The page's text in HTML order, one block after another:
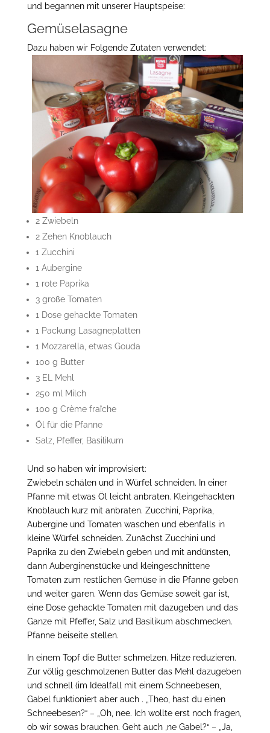
und begannen mit unserer Hauptspeise:
Gemüselasagne
Dazu haben wir Folgende Zutaten verwendet:
2 Zwiebeln
2 Zehen Knoblauch
1 Zucchini
1 Aubergine
1 rote Paprika
3 große Tomaten
1 Dose gehackte Tomaten
1 Packung Lasagneplatten
1 Mozzarella, etwas Gouda
100 g Butter
3 EL Mehl
250 ml Milch
100 g Crème fraîche
Öl für die Pfanne
Salz, Pfeffer, Basilikum
Und so haben wir improvisiert:
Zwiebeln schälen und in Würfel schneiden. In einer
Pfanne mit etwas Öl leicht anbraten. Kleingehackten
Knoblauch kurz mit anbraten. Zucchini, Paprika,
Aubergine und Tomaten waschen und ebenfalls in
kleine Würfel schneiden. Zunächst Zucchini und
Paprika zu den Zwiebeln geben und mit andünsten,
dann Auberginenstücke und kleingeschnittene
Tomaten zum restlichen Gemüse in die Pfanne geben
und weiter garen. Wenn das Gemüse soweit gar ist,
eine Dose gehackte Tomaten mit dazugeben und das
Ganze mit Pfeffer, Salz und Basilikum abschmecken.
Pfanne beiseite stellen.
In einem Topf die Butter schmelzen. Hitze reduzieren.
Zur völlig geschmolzenen Butter das Mehl dazugeben
und schnell (im Idealfall mit einem Schneebesen,
Gabel funktioniert aber auch . „Theo, hast du einen
Schneebesen?“ – „Oh, nee. Ich wollte erst noch fragen,
ob wir sowas brauchen. Geht auch ‚ne Gabel?“ – „Ja,